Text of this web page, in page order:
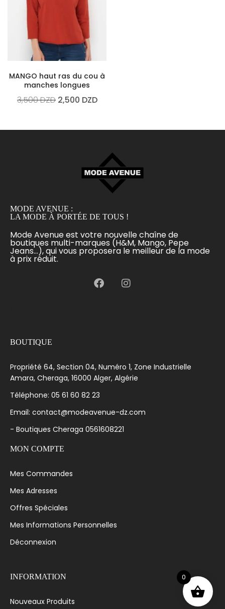
MANGO haut ras du cou à
manches longues
3,500DZD 2,500 DZD
MODE AVENUE :
LA MODE À PORTÉE DE TOUS !
Mode Avenue est votre nouvelle chaîne de
boutiques multi-marques (H&M, Mango, Pepe
Jeans...), qui vous proposera le meilleur de la mode
à prix réduit.
BOUTIQUE
Propriété 64, Section 04, Numéro 1, Zone Industrielle
Amara, Cheraga, 16000 Alger, Algérie
Téléphone: 05 61 60 82 23
Email: contact@modeavenue-dz.com
- Boutiques Cheraga 0561608221
MON COMPTE
Mes Commandes
Mes Adresses
Offres Spéciales
Mes Informations Personnelles
Déconnexion
INFORMATION
Nouveaux Produits
0